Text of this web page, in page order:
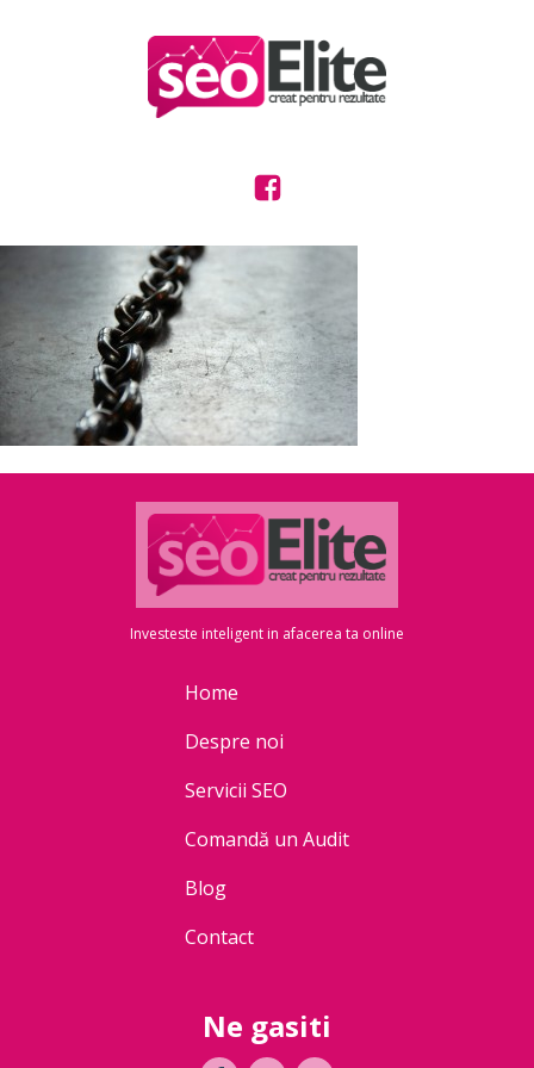
Investeste inteligent in afacerea ta online
Home
Despre noi
Servicii SEO
Comandă un Audit
Blog
Contact
Ne gasiti